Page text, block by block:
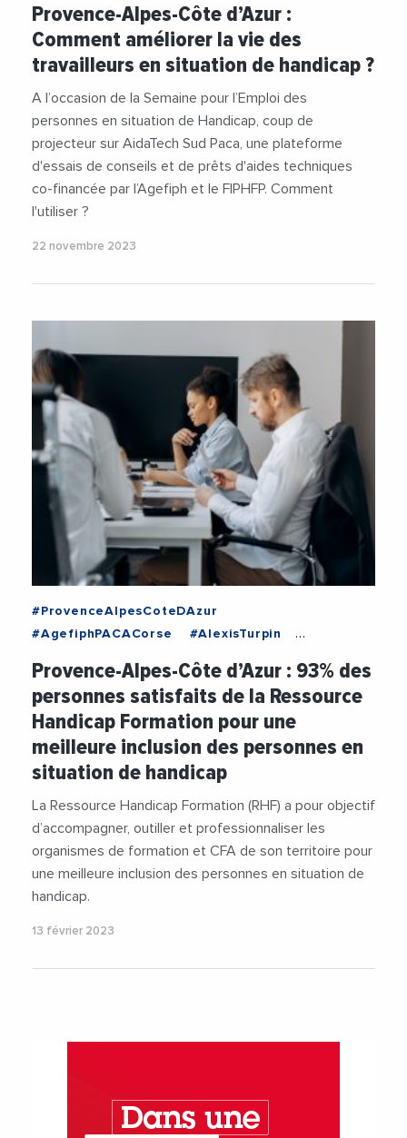
Provence-Alpes-Côte d’Azur :
Comment améliorer la vie des
travailleurs en situation de handicap ?
A l’occasion de la Semaine pour l’Emploi des
personnes en situation de Handicap, coup de
projecteur sur AidaTech Sud Paca, une plateforme
d'essais de conseils et de prêts d'aides techniques
co-financée par l’Agefiph et le FIPHFP. Comment
l'utiliser ?
22 novembre 2023
#ProvenceAlpesCoteDAzur
#AgefiphPACACorse
#AlexisTurpin
#Formation
#Handicap #Inclusion
Provence-Alpes-Côte d’Azur : 93% des
personnes satisfaits de la Ressource
Handicap Formation pour une
meilleure inclusion des personnes en
situation de handicap
La Ressource Handicap Formation (RHF) a pour objectif
d’accompagner, outiller et professionnaliser les
organismes de formation et CFA de son territoire pour
une meilleure inclusion des personnes en situation de
handicap.
13 février 2023